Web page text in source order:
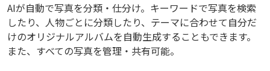
AIが自動で写真を分類・仕分け。キーワードで写真を検索
したり、人物ごとに分類したり、テーマに合わせて自分だ
けのオリジナルアルバムを自動生成することもできます。
また、すべての写真を管理・共有可能。